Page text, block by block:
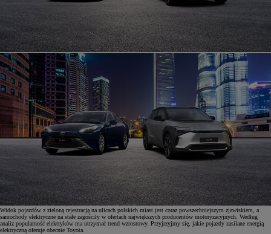
Widok pojazdów z zieloną rejestracją na ulicach polskich miast jest coraz powszechniejszym zjawiskiem, a
samochody elektryczne na stałe zagościły w ofertach największych producentów motoryzacyjnych. Według
analiz popularność elektryków ma utrzymać trend wzrostowy. Przyjrzyjmy się, jakie pojazdy zasilane energią
elektryczną oferuje obecnie Toyota.